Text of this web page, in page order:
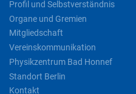
Profil und Selbstverständnis
Organe und Gremien
Mitgliedschaft
Vereinskommunikation
Physikzentrum Bad Honnef
Standort Berlin
Kontakt